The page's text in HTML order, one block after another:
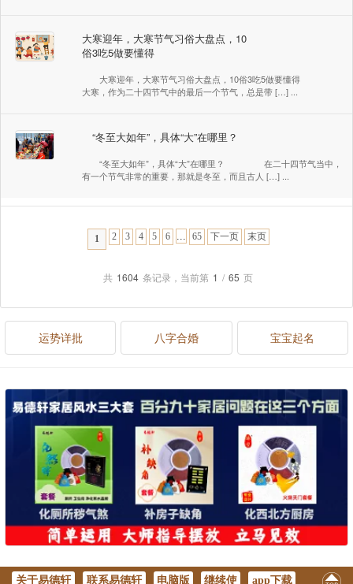
大寒迎年，大寒节气习俗大盘点，10
俗3吃5做要懂得
大寒迎年，大寒节气习俗大盘点，10俗3吃5做要懂得
大寒，作为二十四节气中的最后一个节气，总是带 […] ...
“冬至大如年”，具体“大”在哪里？
“冬至大如年”，具体“大”在哪里？ 在二十四节气当中，
有一个节气非常的重要，那就是冬至，而且古人 […] ...
1 2 3 4 5 6 ... 65 下一页 末页
共 1604 条记录，当前第 1 / 65 页
运势详批 八字合婚 宝宝起名
关于易德轩 联系易德轩 电脑版 继续使 app下载